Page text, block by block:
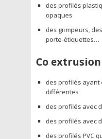
des profilés
opaques
des grimpeurs,
porte-étiquettes…
Co extrusion
des profilés ayant
différentes
des profilés avec
des profilés avec
des profilés PVC